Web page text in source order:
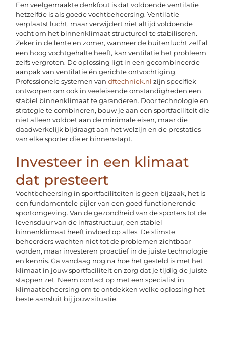
Een veelgemaakte denkfout is dat voldoende ventilatie
hetzelfde is als goede vochtbeheersing. Ventilatie
verplaatst lucht, maar verwijdert niet altijd voldoende
vocht om het binnenklimaat structureel te stabiliseren.
Zeker in de lente en zomer, wanneer de buitenlucht zelf al
een hoog vochtgehalte heeft, kan ventilatie het probleem
zelfs vergroten. De oplossing ligt in een gecombineerde
aanpak van ventilatie én gerichte ontvochtiging.
Professionele systemen vandftechniek.nl zijn specifiek
ontworpen om ook in veeleisende omstandigheden een
stabiel binnenklimaat te garanderen. Door technologie en
strategie te combineren, bouw je aan een sportfaciliteit die
niet alleen voldoet aan de minimale eisen, maar die
daadwerkelijk bijdraagt aan het welzijn en de prestaties
van elke sporter die er binnenstapt.
Investeer in een klimaat
dat presteert
Vochtbeheersing in sportfaciliteiten is geen bijzaak, het is
een fundamentele pijler van een goed functionerende
sportomgeving. Van de gezondheid van de sporters tot de
levensduur van de infrastructuur, een stabiel
binnenklimaat heeft invloed op alles. De slimste
beheerders wachten niet tot de problemen zichtbaar
worden, maar investeren proactief in de juiste technologie
en kennis. Ga vandaag nog na hoe het gesteld is met het
klimaat in jouw sportfaciliteit en zorg dat je tijdig de juiste
stappen zet. Neem contact op met een specialist in
klimaatbeheersing om te ontdekken welke oplossing het
beste aansluit bij jouw situatie.